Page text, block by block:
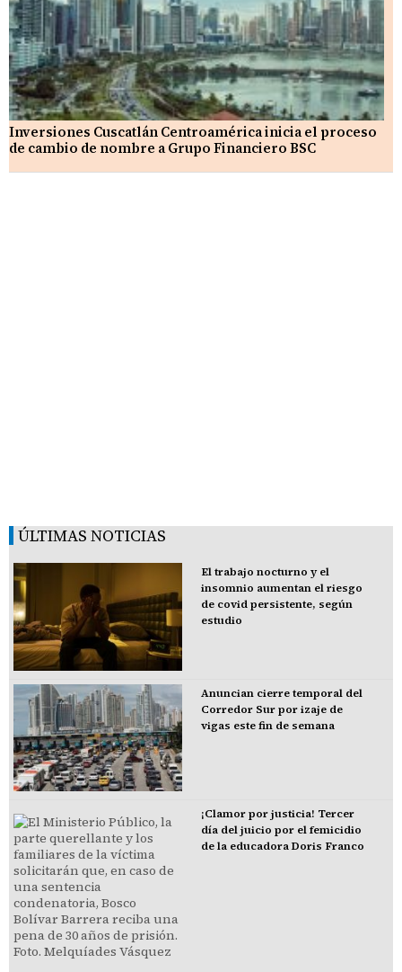
Inversiones Cuscatlán Centroamérica inicia el proceso
de cambio de nombre a Grupo Financiero BSC
ÚLTIMAS NOTICIAS
El trabajo nocturno y el
insomnio aumentan el riesgo
de covid persistente, según
estudio
Anuncian cierre temporal del
Corredor Sur por izaje de
vigas este fin de semana
¡Clamor por justicia! Tercer
día del juicio por el femicidio
de la educadora Doris Franco